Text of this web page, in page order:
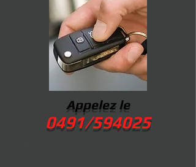
Appelez le
0491/594025